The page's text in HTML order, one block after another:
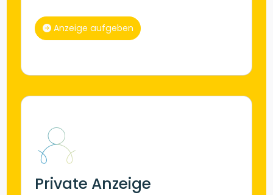
Anzeige aufgeben
Private Anzeige